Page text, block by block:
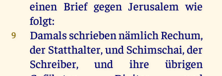
einen Brief gegen Jerusalem wie
folgt:
9 DamalsschriebennämlichRechum,
derStatthalter,und Schimschai,der
Schreiber,und ihre
übrigen